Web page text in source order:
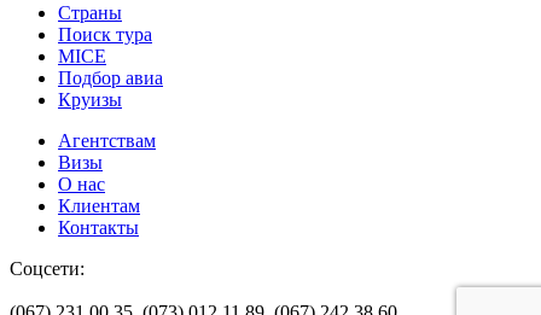
Страны
Поиск тура
MICE
Подбор авиа
Круизы
Агентствам
Визы
О нас
Клиентам
Контакты
Соцсети: